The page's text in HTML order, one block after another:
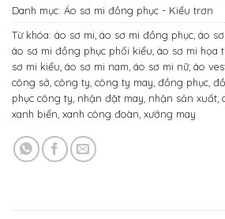
Danh mục: Áo sơ mi đồng phục - Kiểu trơn
Từ khóa: áo sơ mi áo sơ mi đồng phục áo
áo sơ mi đồng phục phối kiểu áo sơ mi họa
sơ mi kiểu áo sơ mi nam áo sơ mi nữ, áo
công sở công ty công ty may đồng phục
phục công ty nhận đặt may nhận sản xuất
xanh biển xanh công đoàn xưởng may